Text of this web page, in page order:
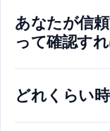
あなたが信
って確認す
どれくらい